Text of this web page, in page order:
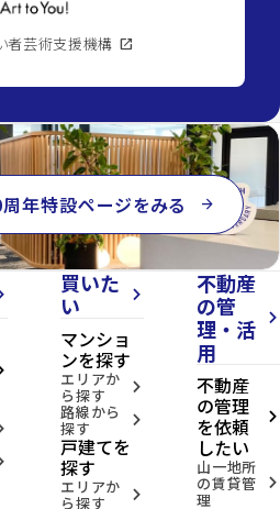
者芸術支援機構 open_in_new
年特設ページをみる arrow_forward
買いた
い
arrow_forward_ios
マンショ
ンを探す
エリアか
ら探す arrow_forward_ios
路線から
探す arrow_forward_ios
戸建てを
探す
エリアか
ら探す arrow_forward_ios
不動産
の管
理・活
用
arrow_forward_ios
不動産
の管理
を依頼
したい
arrow_forward_ios
山一地所
の賃貸管
理
arrow_forward_ios